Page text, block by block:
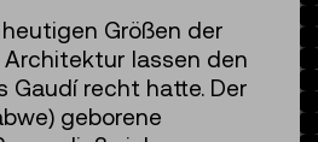
Größen der
lassen den
Gaudí recht hatte. Der
geborene